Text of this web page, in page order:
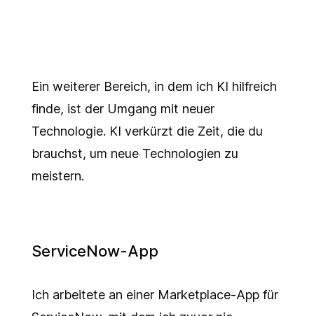
Ein weiterer Bereich, in dem ich KI hilfreich
finde, ist der Umgang mit neuer
Technologie. KI verkürzt die Zeit, die du
brauchst, um neue Technologien zu
meistern.
ServiceNow-App
Ich arbeitete an einer Marketplace-App für